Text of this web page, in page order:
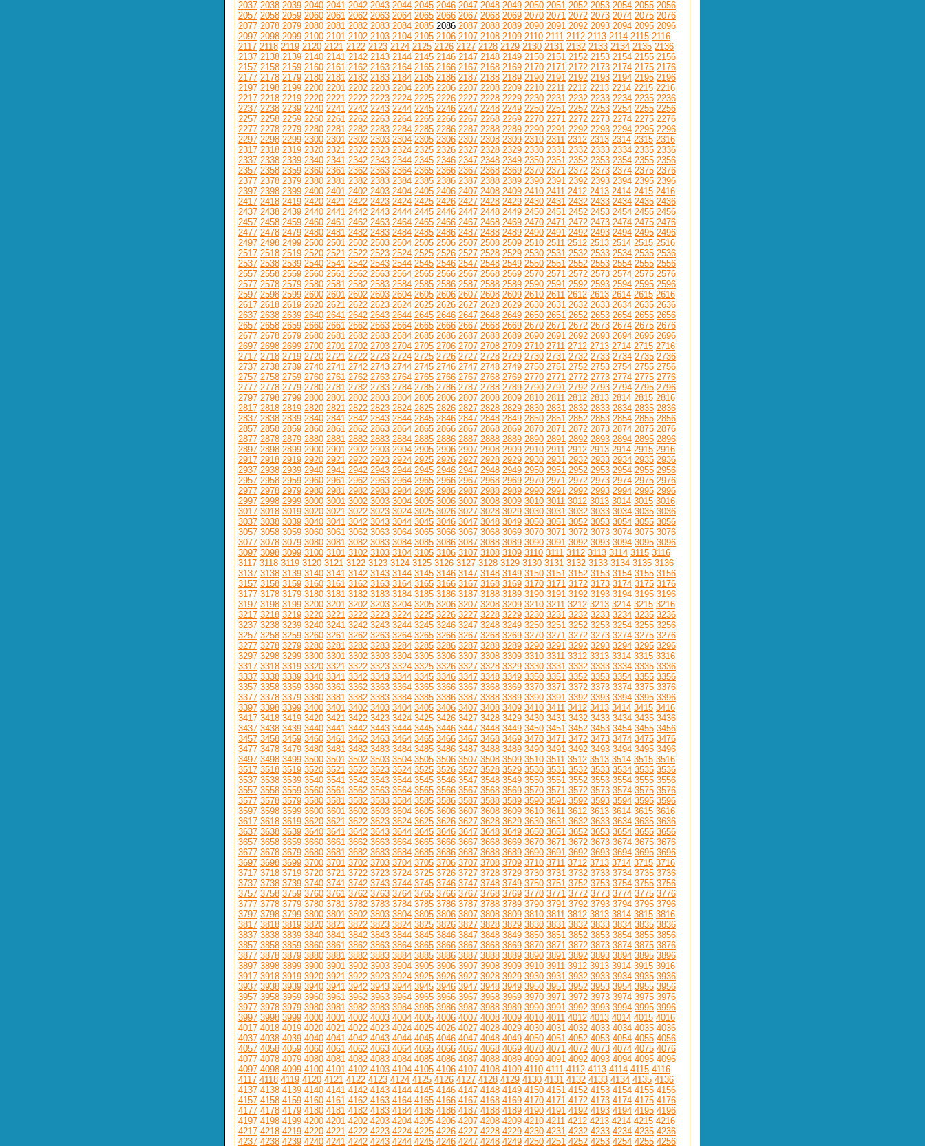
2037 2038 2039 2040 2041 2042 2043 2044 2045 2046 2047 2048 2049 2050 2051 2052 2053 2054 2055 2056
2057 2058 2059 2060 2061 2062 2063 2064 2065 2066 2067 2068 2069 2070 2071 2072 2073 2074 2075 2076
2077 2078 2079 2080 2081 2082 2083 2084 2085 2086 2087 2088 2089 2090 2091 2092 2093 2094 2095 2096
2097 2098 2099 2100 2101 2102 2103 2104 2105 2106 2107 2108 2109 2110 2111 2112 2113 2114 2115 2116
2117 2118 2119 2120 2121 2122 2123 2124 2125 2126 2127 2128 2129 2130 2131 2132 2133 2134 2135 2136
2137 2138 2139 2140 2141 2142 2143 2144 2145 2146 2147 2148 2149 2150 2151 2152 2153 2154 2155 2156
2157 2158 2159 2160 2161 2162 2163 2164 2165 2166 2167 2168 2169 2170 2171 2172 2173 2174 2175 2176
2177 2178 2179 2180 2181 2182 2183 2184 2185 2186 2187 2188 2189 2190 2191 2192 2193 2194 2195 2196
2197 2198 2199 2200 2201 2202 2203 2204 2205 2206 2207 2208 2209 2210 2211 2212 2213 2214 2215 2216
2217 2218 2219 2220 2221 2222 2223 2224 2225 2226 2227 2228 2229 2230 2231 2232 2233 2234 2235 2236
2237 2238 2239 2240 2241 2242 2243 2244 2245 2246 2247 2248 2249 2250 2251 2252 2253 2254 2255 2256
2257 2258 2259 2260 2261 2262 2263 2264 2265 2266 2267 2268 2269 2270 2271 2272 2273 2274 2275 2276
2277 2278 2279 2280 2281 2282 2283 2284 2285 2286 2287 2288 2289 2290 2291 2292 2293 2294 2295 2296
2297 2298 2299 2300 2301 2302 2303 2304 2305 2306 2307 2308 2309 2310 2311 2312 2313 2314 2315 2316
2317 2318 2319 2320 2321 2322 2323 2324 2325 2326 2327 2328 2329 2330 2331 2332 2333 2334 2335 2336
2337 2338 2339 2340 2341 2342 2343 2344 2345 2346 2347 2348 2349 2350 2351 2352 2353 2354 2355 2356
2357 2358 2359 2360 2361 2362 2363 2364 2365 2366 2367 2368 2369 2370 2371 2372 2373 2374 2375 2376
2377 2378 2379 2380 2381 2382 2383 2384 2385 2386 2387 2388 2389 2390 2391 2392 2393 2394 2395 2396
2397 2398 2399 2400 2401 2402 2403 2404 2405 2406 2407 2408 2409 2410 2411 2412 2413 2414 2415 2416
2417 2418 2419 2420 2421 2422 2423 2424 2425 2426 2427 2428 2429 2430 2431 2432 2433 2434 2435 2436
2437 2438 2439 2440 2441 2442 2443 2444 2445 2446 2447 2448 2449 2450 2451 2452 2453 2454 2455 2456
2457 2458 2459 2460 2461 2462 2463 2464 2465 2466 2467 2468 2469 2470 2471 2472 2473 2474 2475 2476
2477 2478 2479 2480 2481 2482 2483 2484 2485 2486 2487 2488 2489 2490 2491 2492 2493 2494 2495 2496
2497 2498 2499 2500 2501 2502 2503 2504 2505 2506 2507 2508 2509 2510 2511 2512 2513 2514 2515 2516
2517 2518 2519 2520 2521 2522 2523 2524 2525 2526 2527 2528 2529 2530 2531 2532 2533 2534 2535 2536
2537 2538 2539 2540 2541 2542 2543 2544 2545 2546 2547 2548 2549 2550 2551 2552 2553 2554 2555 2556
2557 2558 2559 2560 2561 2562 2563 2564 2565 2566 2567 2568 2569 2570 2571 2572 2573 2574 2575 2576
2577 2578 2579 2580 2581 2582 2583 2584 2585 2586 2587 2588 2589 2590 2591 2592 2593 2594 2595 2596
2597 2598 2599 2600 2601 2602 2603 2604 2605 2606 2607 2608 2609 2610 2611 2612 2613 2614 2615 2616
2617 2618 2619 2620 2621 2622 2623 2624 2625 2626 2627 2628 2629 2630 2631 2632 2633 2634 2635 2636
2637 2638 2639 2640 2641 2642 2643 2644 2645 2646 2647 2648 2649 2650 2651 2652 2653 2654 2655 2656
2657 2658 2659 2660 2661 2662 2663 2664 2665 2666 2667 2668 2669 2670 2671 2672 2673 2674 2675 2676
2677 2678 2679 2680 2681 2682 2683 2684 2685 2686 2687 2688 2689 2690 2691 2692 2693 2694 2695 2696
2697 2698 2699 2700 2701 2702 2703 2704 2705 2706 2707 2708 2709 2710 2711 2712 2713 2714 2715 2716
2717 2718 2719 2720 2721 2722 2723 2724 2725 2726 2727 2728 2729 2730 2731 2732 2733 2734 2735 2736
2737 2738 2739 2740 2741 2742 2743 2744 2745 2746 2747 2748 2749 2750 2751 2752 2753 2754 2755 2756
2757 2758 2759 2760 2761 2762 2763 2764 2765 2766 2767 2768 2769 2770 2771 2772 2773 2774 2775 2776
2777 2778 2779 2780 2781 2782 2783 2784 2785 2786 2787 2788 2789 2790 2791 2792 2793 2794 2795 2796
2797 2798 2799 2800 2801 2802 2803 2804 2805 2806 2807 2808 2809 2810 2811 2812 2813 2814 2815 2816
2817 2818 2819 2820 2821 2822 2823 2824 2825 2826 2827 2828 2829 2830 2831 2832 2833 2834 2835 2836
2837 2838 2839 2840 2841 2842 2843 2844 2845 2846 2847 2848 2849 2850 2851 2852 2853 2854 2855 2856
2857 2858 2859 2860 2861 2862 2863 2864 2865 2866 2867 2868 2869 2870 2871 2872 2873 2874 2875 2876
2877 2878 2879 2880 2881 2882 2883 2884 2885 2886 2887 2888 2889 2890 2891 2892 2893 2894 2895 2896
2897 2898 2899 2900 2901 2902 2903 2904 2905 2906 2907 2908 2909 2910 2911 2912 2913 2914 2915 2916
2917 2918 2919 2920 2921 2922 2923 2924 2925 2926 2927 2928 2929 2930 2931 2932 2933 2934 2935 2936
2937 2938 2939 2940 2941 2942 2943 2944 2945 2946 2947 2948 2949 2950 2951 2952 2953 2954 2955 2956
2957 2958 2959 2960 2961 2962 2963 2964 2965 2966 2967 2968 2969 2970 2971 2972 2973 2974 2975 2976
2977 2978 2979 2980 2981 2982 2983 2984 2985 2986 2987 2988 2989 2990 2991 2992 2993 2994 2995 2996
2997 2998 2999 3000 3001 3002 3003 3004 3005 3006 3007 3008 3009 3010 3011 3012 3013 3014 3015 3016
3017 3018 3019 3020 3021 3022 3023 3024 3025 3026 3027 3028 3029 3030 3031 3032 3033 3034 3035 3036
3037 3038 3039 3040 3041 3042 3043 3044 3045 3046 3047 3048 3049 3050 3051 3052 3053 3054 3055 3056
3057 3058 3059 3060 3061 3062 3063 3064 3065 3066 3067 3068 3069 3070 3071 3072 3073 3074 3075 3076
3077 3078 3079 3080 3081 3082 3083 3084 3085 3086 3087 3088 3089 3090 3091 3092 3093 3094 3095 3096
3097 3098 3099 3100 3101 3102 3103 3104 3105 3106 3107 3108 3109 3110 3111 3112 3113 3114 3115 3116
3117 3118 3119 3120 3121 3122 3123 3124 3125 3126 3127 3128 3129 3130 3131 3132 3133 3134 3135 3136
3137 3138 3139 3140 3141 3142 3143 3144 3145 3146 3147 3148 3149 3150 3151 3152 3153 3154 3155 3156
3157 3158 3159 3160 3161 3162 3163 3164 3165 3166 3167 3168 3169 3170 3171 3172 3173 3174 3175 3176
3177 3178 3179 3180 3181 3182 3183 3184 3185 3186 3187 3188 3189 3190 3191 3192 3193 3194 3195 3196
3197 3198 3199 3200 3201 3202 3203 3204 3205 3206 3207 3208 3209 3210 3211 3212 3213 3214 3215 3216
3217 3218 3219 3220 3221 3222 3223 3224 3225 3226 3227 3228 3229 3230 3231 3232 3233 3234 3235 3236
3237 3238 3239 3240 3241 3242 3243 3244 3245 3246 3247 3248 3249 3250 3251 3252 3253 3254 3255 3256
3257 3258 3259 3260 3261 3262 3263 3264 3265 3266 3267 3268 3269 3270 3271 3272 3273 3274 3275 3276
3277 3278 3279 3280 3281 3282 3283 3284 3285 3286 3287 3288 3289 3290 3291 3292 3293 3294 3295 3296
3297 3298 3299 3300 3301 3302 3303 3304 3305 3306 3307 3308 3309 3310 3311 3312 3313 3314 3315 3316
3317 3318 3319 3320 3321 3322 3323 3324 3325 3326 3327 3328 3329 3330 3331 3332 3333 3334 3335 3336
3337 3338 3339 3340 3341 3342 3343 3344 3345 3346 3347 3348 3349 3350 3351 3352 3353 3354 3355 3356
3357 3358 3359 3360 3361 3362 3363 3364 3365 3366 3367 3368 3369 3370 3371 3372 3373 3374 3375 3376
3377 3378 3379 3380 3381 3382 3383 3384 3385 3386 3387 3388 3389 3390 3391 3392 3393 3394 3395 3396
3397 3398 3399 3400 3401 3402 3403 3404 3405 3406 3407 3408 3409 3410 3411 3412 3413 3414 3415 3416
3417 3418 3419 3420 3421 3422 3423 3424 3425 3426 3427 3428 3429 3430 3431 3432 3433 3434 3435 3436
3437 3438 3439 3440 3441 3442 3443 3444 3445 3446 3447 3448 3449 3450 3451 3452 3453 3454 3455 3456
3457 3458 3459 3460 3461 3462 3463 3464 3465 3466 3467 3468 3469 3470 3471 3472 3473 3474 3475 3476
3477 3478 3479 3480 3481 3482 3483 3484 3485 3486 3487 3488 3489 3490 3491 3492 3493 3494 3495 3496
3497 3498 3499 3500 3501 3502 3503 3504 3505 3506 3507 3508 3509 3510 3511 3512 3513 3514 3515 3516
3517 3518 3519 3520 3521 3522 3523 3524 3525 3526 3527 3528 3529 3530 3531 3532 3533 3534 3535 3536
3537 3538 3539 3540 3541 3542 3543 3544 3545 3546 3547 3548 3549 3550 3551 3552 3553 3554 3555 3556
3557 3558 3559 3560 3561 3562 3563 3564 3565 3566 3567 3568 3569 3570 3571 3572 3573 3574 3575 3576
3577 3578 3579 3580 3581 3582 3583 3584 3585 3586 3587 3588 3589 3590 3591 3592 3593 3594 3595 3596
3597 3598 3599 3600 3601 3602 3603 3604 3605 3606 3607 3608 3609 3610 3611 3612 3613 3614 3615 3616
3617 3618 3619 3620 3621 3622 3623 3624 3625 3626 3627 3628 3629 3630 3631 3632 3633 3634 3635 3636
3637 3638 3639 3640 3641 3642 3643 3644 3645 3646 3647 3648 3649 3650 3651 3652 3653 3654 3655 3656
3657 3658 3659 3660 3661 3662 3663 3664 3665 3666 3667 3668 3669 3670 3671 3672 3673 3674 3675 3676
3677 3678 3679 3680 3681 3682 3683 3684 3685 3686 3687 3688 3689 3690 3691 3692 3693 3694 3695 3696
3697 3698 3699 3700 3701 3702 3703 3704 3705 3706 3707 3708 3709 3710 3711 3712 3713 3714 3715 3716
3717 3718 3719 3720 3721 3722 3723 3724 3725 3726 3727 3728 3729 3730 3731 3732 3733 3734 3735 3736
3737 3738 3739 3740 3741 3742 3743 3744 3745 3746 3747 3748 3749 3750 3751 3752 3753 3754 3755 3756
3757 3758 3759 3760 3761 3762 3763 3764 3765 3766 3767 3768 3769 3770 3771 3772 3773 3774 3775 3776
3777 3778 3779 3780 3781 3782 3783 3784 3785 3786 3787 3788 3789 3790 3791 3792 3793 3794 3795 3796
3797 3798 3799 3800 3801 3802 3803 3804 3805 3806 3807 3808 3809 3810 3811 3812 3813 3814 3815 3816
3817 3818 3819 3820 3821 3822 3823 3824 3825 3826 3827 3828 3829 3830 3831 3832 3833 3834 3835 3836
3837 3838 3839 3840 3841 3842 3843 3844 3845 3846 3847 3848 3849 3850 3851 3852 3853 3854 3855 3856
3857 3858 3859 3860 3861 3862 3863 3864 3865 3866 3867 3868 3869 3870 3871 3872 3873 3874 3875 3876
3877 3878 3879 3880 3881 3882 3883 3884 3885 3886 3887 3888 3889 3890 3891 3892 3893 3894 3895 3896
3897 3898 3899 3900 3901 3902 3903 3904 3905 3906 3907 3908 3909 3910 3911 3912 3913 3914 3915 3916
3917 3918 3919 3920 3921 3922 3923 3924 3925 3926 3927 3928 3929 3930 3931 3932 3933 3934 3935 3936
3937 3938 3939 3940 3941 3942 3943 3944 3945 3946 3947 3948 3949 3950 3951 3952 3953 3954 3955 3956
3957 3958 3959 3960 3961 3962 3963 3964 3965 3966 3967 3968 3969 3970 3971 3972 3973 3974 3975 3976
3977 3978 3979 3980 3981 3982 3983 3984 3985 3986 3987 3988 3989 3990 3991 3992 3993 3994 3995 3996
3997 3998 3999 4000 4001 4002 4003 4004 4005 4006 4007 4008 4009 4010 4011 4012 4013 4014 4015 4016
4017 4018 4019 4020 4021 4022 4023 4024 4025 4026 4027 4028 4029 4030 4031 4032 4033 4034 4035 4036
4037 4038 4039 4040 4041 4042 4043 4044 4045 4046 4047 4048 4049 4050 4051 4052 4053 4054 4055 4056
4057 4058 4059 4060 4061 4062 4063 4064 4065 4066 4067 4068 4069 4070 4071 4072 4073 4074 4075 4076
4077 4078 4079 4080 4081 4082 4083 4084 4085 4086 4087 4088 4089 4090 4091 4092 4093 4094 4095 4096
4097 4098 4099 4100 4101 4102 4103 4104 4105 4106 4107 4108 4109 4110 4111 4112 4113 4114 4115 4116
4117 4118 4119 4120 4121 4122 4123 4124 4125 4126 4127 4128 4129 4130 4131 4132 4133 4134 4135 4136
4137 4138 4139 4140 4141 4142 4143 4144 4145 4146 4147 4148 4149 4150 4151 4152 4153 4154 4155 4156
4157 4158 4159 4160 4161 4162 4163 4164 4165 4166 4167 4168 4169 4170 4171 4172 4173 4174 4175 4176
4177 4178 4179 4180 4181 4182 4183 4184 4185 4186 4187 4188 4189 4190 4191 4192 4193 4194 4195 4196
4197 4198 4199 4200 4201 4202 4203 4204 4205 4206 4207 4208 4209 4210 4211 4212 4213 4214 4215 4216
4217 4218 4219 4220 4221 4222 4223 4224 4225 4226 4227 4228 4229 4230 4231 4232 4233 4234 4235 4236
4237 4238 4239 4240 4241 4242 4243 4244 4245 4246 4247 4248 4249 4250 4251 4252 4253 4254 4255 4256